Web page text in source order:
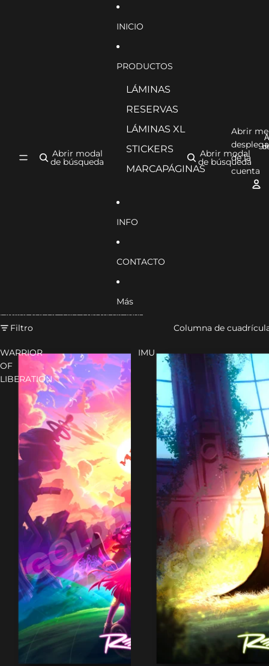
Abrir modal
de búsqueda
INICIO
PRODUCTOS
LÁMINAS
RESERVAS
LÁMINAS XL
STICKERS
MARCAPÁGINAS
INFO
CONTACTO
Más
Abrir modal
de búsqueda
Abrir
de la
cuenta
Omitir para ir a lista de resultados
Filtro
Columna de
WARRIOR
OF
LIBERATION
IMU